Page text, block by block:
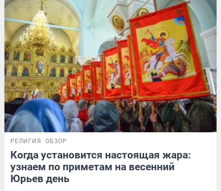
РЕЛИГИЯ ОБЗОР
Когда установится настоящая жара:
узнаем по приметам на весенний
Юрьев день